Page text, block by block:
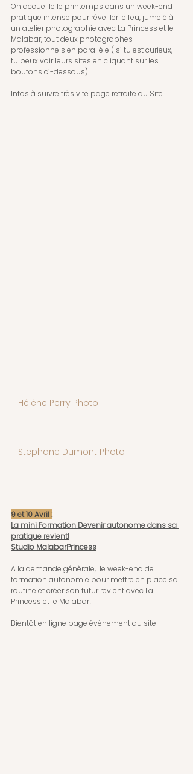
On accueille le printemps dans un week-end
pratique intense pour réveiller le feu, jumelé à
un atelier photographie avec La Princess et le
Malabar, tout deux photographes
professionnels en parallèle ( si tu est curieux,
tu peux voir leurs sites en cliquant sur les
boutons ci-dessous)
Infos à suivre très vite page retraite du Site
Hélène Perry Photo
Stephane Dumont Photo
9 et 10 Avril :
La mini Formation Devenir autonome dans sa
pratique revient!
Studio MalabarPrincess
A la demande génèrale,  le week-end de
formation autonomie pour mettre en place sa
routine et créer son futur revient avec La
Princess et le Malabar!
Bientôt en ligne page évènement du site